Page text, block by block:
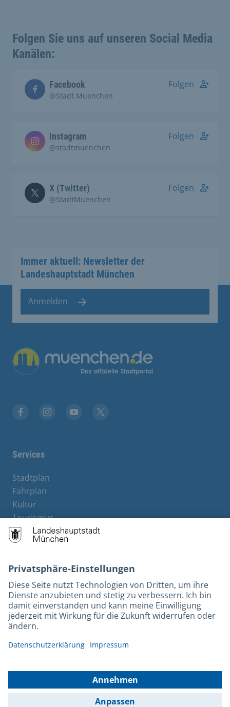
Folgen Sie uns auf unseren Social Media
Kanälen:
Facebook
@Stadt.Muenchen
Folgen
Instagram
@stadtmuenchen
Folgen
X (Twitter)
@StadtMuenchen
Folgen
Immer aktuell: Newsletter der
Landeshauptstadt München
Anmelden
Übergreifende Links
Services
Stadtplan
Fahrplan
Kultur
Tourismus
M-Strom
Bürgerservice
Rechtliches und Kontakt
Barrierefreiheit
Leichte Sprache
Gebärdensprache
Kontakt